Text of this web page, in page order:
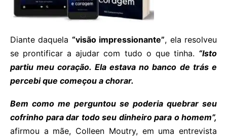
Diante daquela “visão impressionante”, ela resolveu
se prontificar a ajudar com tudo o que tinha. “Isto
partiu meu coração. Ela estava no banco de trás e
percebi que começou a chorar.
Bem como me perguntou se poderia quebrar seu
cofrinho para dar todo seu dinheiro para o homem”,
afirmou a mãe, Colleen Moutry, em uma entrevista